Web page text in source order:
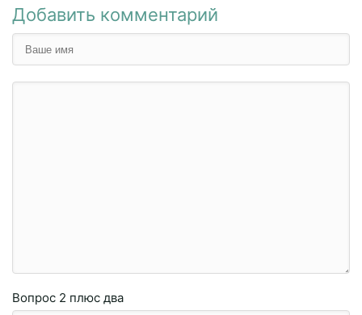
Добавить комментарий
Вопрос 2 плюc двa